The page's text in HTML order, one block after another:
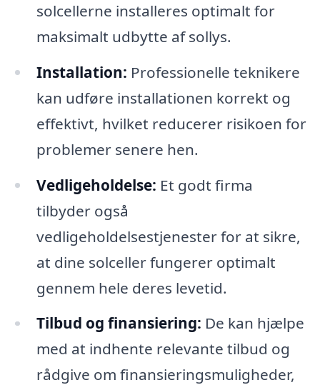
solcellerne installeres optimalt for
maksimalt udbytte af sollys.
Installation: Professionelle teknikere
kan udføre installationen korrekt og
effektivt, hvilket reducerer risikoen for
problemer senere hen.
Vedligeholdelse: Et godt firma
tilbyder også
vedligeholdelsestjenester for at sikre,
at dine solceller fungerer optimalt
gennem hele deres levetid.
Tilbud og finansiering: De kan hjælpe
med at indhente relevante tilbud og
rådgive om finansieringsmuligheder,